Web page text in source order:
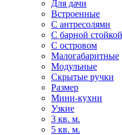
Для дачи
Встроенные
С антресолями
С барной стойкой
С островом
Малогабаритные
Модульные
Скрытые ручки
Размер
Мини-кухни
Узкие
3 кв. м.
5 кв. м.